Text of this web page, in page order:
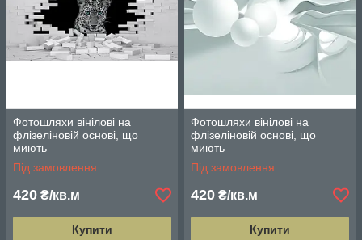
Фотошляхи вінілові на
флізеліновій основі, що
миють
Під замовлення
420 ₴/кв.м
Купити
Фотошляхи вінілові на
флізеліновій основі, що
миють
Під замовлення
420 ₴/кв.м
Купити